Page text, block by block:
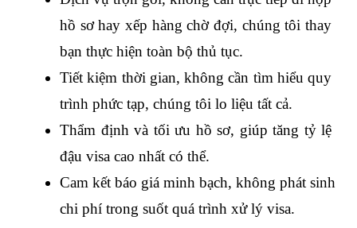
hồ sơ hay xếp hàng chờ đợi, chúng tôi thay
bạn thực hiện toàn bộ thủ tục.
Tiết kiệm thời gian, không cần tìm hiểu quy
trình phức tạp, chúng tôi lo liệu tất cả.
Thẩm định và tối ưu hồ sơ, giúp tăng tỷ lệ
đậu visa cao nhất có thể.
Cam kết báo giá minh bạch, không phát sinh
chi phí trong suốt quá trình xử lý visa.